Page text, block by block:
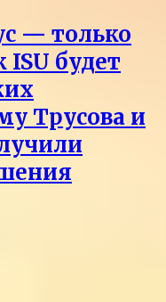
— только
ISU будет
Трусова и